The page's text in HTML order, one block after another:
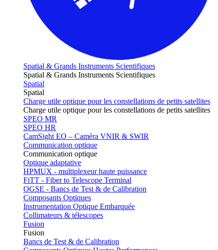
Spatial & Grands Instruments Scientifiques
Spatial & Grands Instruments Scientifiques
Spatial
Spatial
Charge utile optique pour les constellations de petits satellites
Charge utile optique pour les constellations de petits satellites
SPEO MR
SPEO HR
CamSight EO – Caméra VNIR & SWIR
Communication optique
Communication optique
Optique adaptative
HPMUX - multiplexeur haute puissance
FiTT - Fiber to Telescope Terminal
OGSE - Bancs de Test & de Calibration
Composants Optiques
Instrumentation Optique Embarquée
Collimateurs & télescopes
Fusion
Fusion
Bancs de Test & de Calibration